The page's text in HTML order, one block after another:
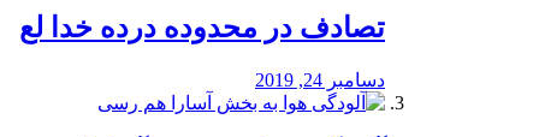
تصادف در محدوده درده خدا لع
دسامبر 24, 2019